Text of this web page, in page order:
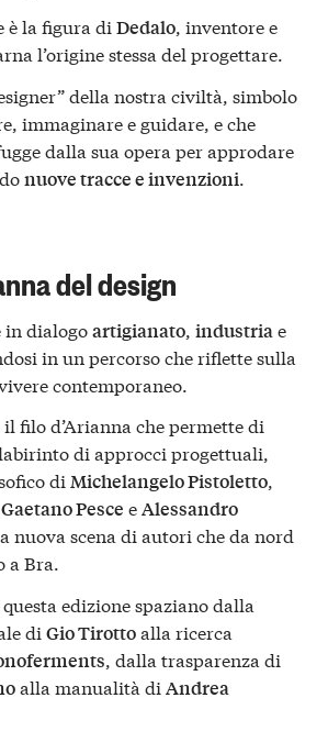
è la figura di Dedalo, inventore e
l’origine stessa del progettare.
della nostra civiltà, simbolo
immaginare e guidare, e che
dalla sua opera per approdare
nuove tracce e invenzioni.
del design
in dialogoartigianato, industriae
in un percorso che riflette sulla
contemporaneo.
filo d’Arianna che permette di
di approcci progettuali,
di Michelangelo Pistoletto,
Gaetano Pesce eAlessandro
nuova scena di autori che da nord
a Bra.
edizione spaziano dalla
di Gio Tirottoalla ricerca
, dalla trasparenza di
alla manualità di Andrea